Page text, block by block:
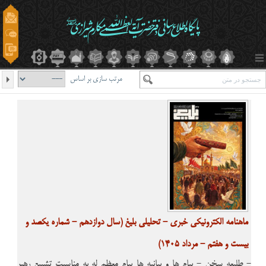
مرتب سازی بر اساس
ماهنامه الکترونیکی خبری - تحلیلی بلیغ (سال دوازدهم - شماره یکصد و
بیست و هفتم - مرداد 1405)